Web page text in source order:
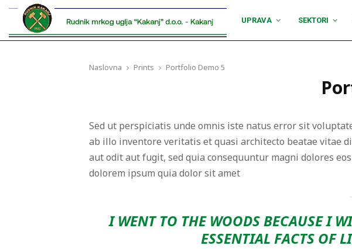
UPRAVA SEKTORI
Naslovna Prints Portfolio Demo 5
Sed ut perspiciatis unde omnis iste natus error sit
ab illo inventore veritatis et quasi architecto beatae vitae
aut odit aut fugit, sed quia consequuntur magni dolores
dolorem ipsum quia dolor sit amet
I WENT TO THE WOODS BECAUSE I
ESSENTIAL FACTS OF